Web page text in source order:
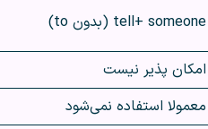
tell+ someone (بدون to)
امکان پذیر نیست
معمولا استفاده نمی‌شود